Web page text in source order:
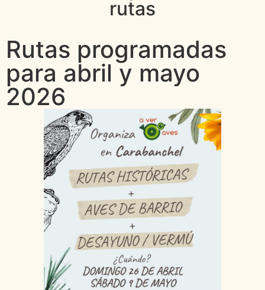
rutas
Rutas programadas
para abril y mayo
2026